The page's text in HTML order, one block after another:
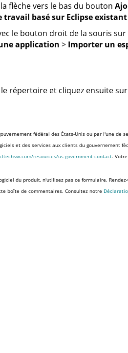
flèche vers le bas du bouton
travail basé sur Eclipse existant
le bouton droit de la souris sur
application > Importer un
répertoire et cliquez ensuite sur
fédéral des États-Unis ou par l'une de
et des services aux clients du gouvernement
resources/us-government-contact.
du produit, n'utilisez pas ce formulaire.
boîte de commentaires. Consultez notre